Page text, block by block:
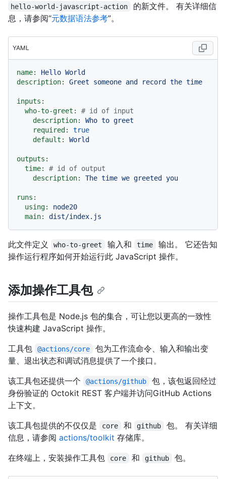
hello-world-javascript-action
的新文件。 有关详细信
息，请参阅“元数据语法参考”。
YAML
name: Hello World
description:
Greet someone and record the time
inputs:
who-to-greet:
# id of input
description:
Who to greet
required:
true
default:
World
outputs:
time:
# id of output
description:
The time we greeted you
runs:
using:
node20
main:
dist/index.js
此文件定义 who-to-greet 输入和 time
输出。 它还告知
操作运行程序如何开始运行此 JavaScript 操作。
添加操作工具包
操作工具包是 Node.js 包的集合，可让您以更高的一致性
快速构建 JavaScript 操作。
工具包
@actions/core
包为工作流命令、输入和输出变
量、退出状态和调试消息提供了一个接口。
该工具包还提供一个
@actions/github
包，该包返回经过
身份验证的 Octokit REST 客户端并访问GitHub Actions
上下文。
该工具包提供的不仅仅是
core 和 github
包。 有关详细
信息，请参阅 actions/toolkit 存储库。
在终端上，安装操作工具包
core 和 github 包。